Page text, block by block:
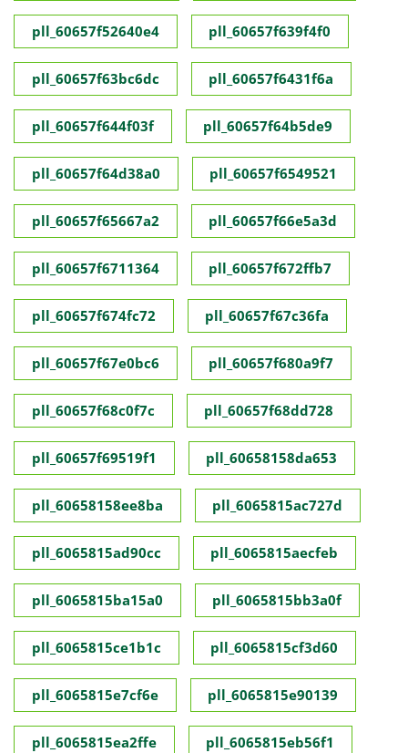
pll_60657f52640e4 pll_60657f639f4f0
pll_60657f63bc6dc pll_60657f6431f6a
pll_60657f644f03f pll_60657f64b5de9
pll_60657f64d38a0 pll_60657f6549521
pll_60657f65667a2 pll_60657f66e5a3d
pll_60657f6711364 pll_60657f672ffb7
pll_60657f674fc72 pll_60657f67c36fa
pll_60657f67e0bc6 pll_60657f680a9f7
pll_60657f68c0f7c pll_60657f68dd728
pll_60657f69519f1 pll_60658158da653
pll_60658158ee8ba pll_6065815ac727d
pll_6065815ad90cc pll_6065815aecfeb
pll_6065815ba15a0 pll_6065815bb3a0f
pll_6065815ce1b1c pll_6065815cf3d60
pll_6065815e7cf6e pll_6065815e90139
pll_6065815ea2ffe pll_6065815eb56f1